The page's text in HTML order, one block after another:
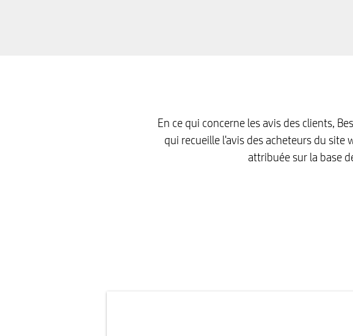
En ce qui concerne les avis des clients,
qui recueille l'avis des acheteurs du
attribuée sur la base